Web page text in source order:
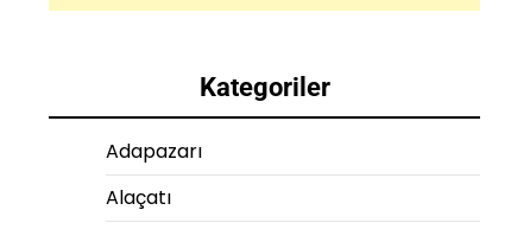
Kategoriler
Adapazarı
Alaçatı